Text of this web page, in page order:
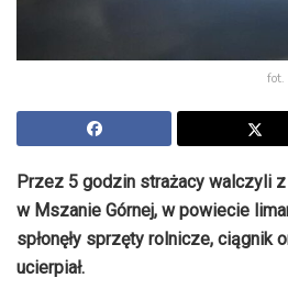
fot.
Przez 5 godzin strażacy walczyli
w Mszanie Górnej, w powiecie
spłonęły sprzęty rolnicze, ciągnik
ucierpiał.